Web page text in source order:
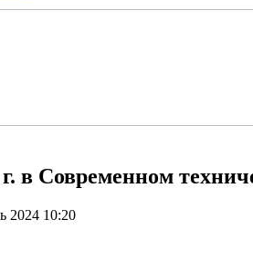
в Современном
2024 10:20